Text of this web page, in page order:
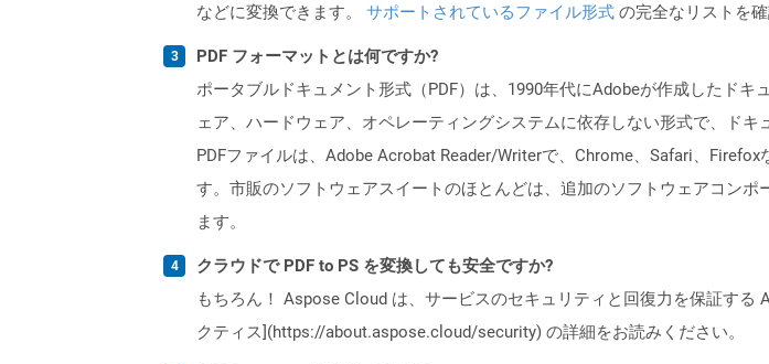
などに変換できます。 サポートされているファイル形式 の完全なリストを確
PDF フォーマットとは何ですか?
ポータブルドキュメント形式（PDF）は、1990年代にAdobeが作成したド
ェア、ハードウェア、オペレーティングシステムに依存しない形式で、ド
PDFファイルは、Adobe Acrobat Reader/Writerで、Chrome、Safari、
す。市販のソフトウェアスイートのほとんどは、追加のソフトウェアコン
ます。
クラウドで PDF to PS を変換しても安全ですか?
もちろん！ Aspose Cloud は、サービスのセキュリティと回復力を保証す
クティス](https://about.aspose.cloud/security) の詳細をお読みください。